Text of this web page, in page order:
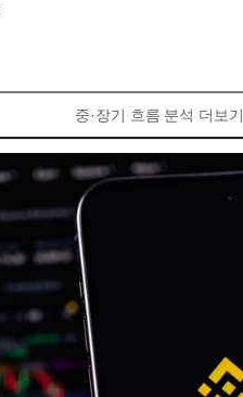
중·장기 흐름 분석 더보기